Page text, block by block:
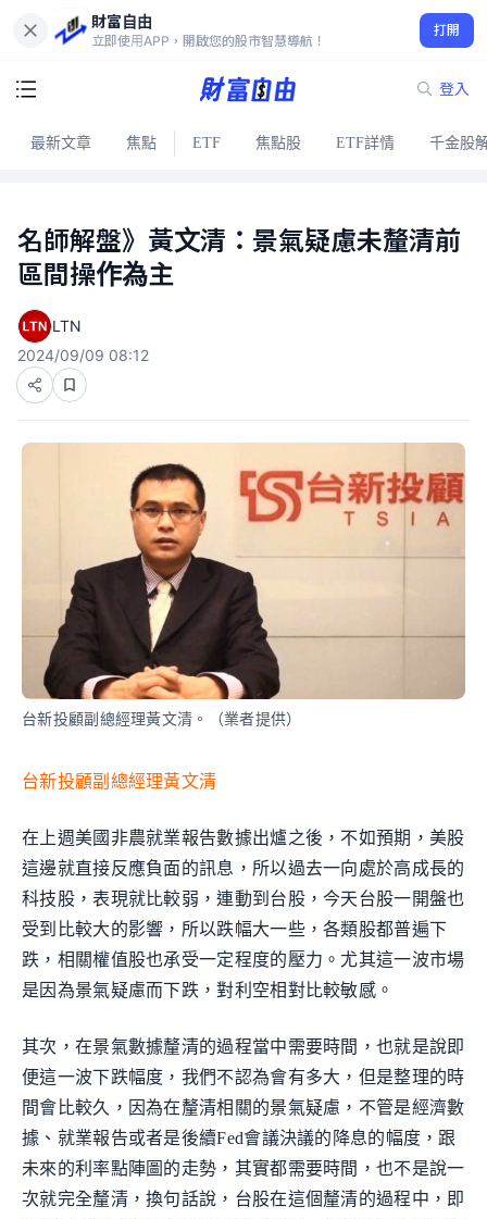
財富自由
立即使用APP，開啟您的股市智慧導航！
打開
登入
最新文章 焦點 ETF 焦點股 ETF詳情 千金股
名師解盤》黃文清：景氣疑慮未釐清前
區間操作為主
LTN
2024/09/09 08:12
台新投顧副總經理黃文清。（業者提供）
台新投顧副總經理黃文清
在上週美國非農就業報告數據出爐之後，不如預期，美股
這邊就直接反應負面的訊息，所以過去一向處於高成長的
科技股，表現就比較弱，連動到台股，今天台股一開盤也
受到比較大的影響，所以跌幅大一些，各類股都普遍下
跌，相關權值股也承受一定程度的壓力。尤其這一波市場
是因為景氣疑慮而下跌，對利空相對比較敏感。
其次，在景氣數據釐清的過程當中需要時間，也就是說即
便這一波下跌幅度，我們不認為會有多大，但是整理的時
間會比較久，因為在釐清相關的景氣疑慮，不管是經濟數
據、就業報告或者是後續Fed會議決議的降息的幅度，跟
未來的利率點陣圖的走勢，其實都需要時間，也不是說一
次就完全釐清，換句話說，台股在這個釐清的過程中，即